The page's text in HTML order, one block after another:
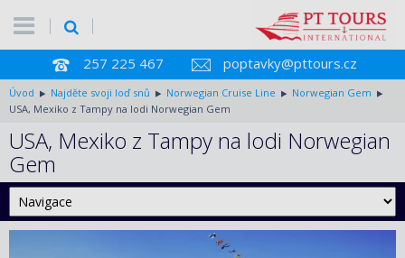
257 225 467 poptavky@pttours.cz
Úvod Najděte svoji loď snů Norwegian Cruise Line
Norwegian Gem
USA, Mexiko z Tampy na lodi Norwegian Gem
USA, Mexiko z Tampy na lodi Norwegian
Gem